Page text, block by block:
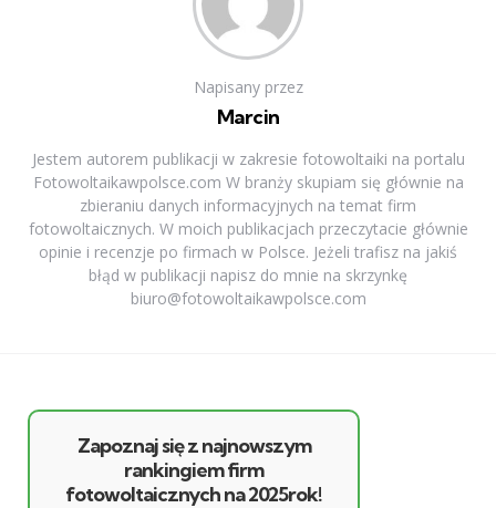
Napisany przez
Marcin
Jestem autorem publikacji w zakresie fotowoltaiki na portalu
Fotowoltaikawpolsce.com W branży skupiam się głównie na
zbieraniu danych informacyjnych na temat firm
fotowoltaicznych. W moich publikacjach przeczytacie głównie
opinie i recenzje po firmach w Polsce. Jeżeli trafisz na jakiś
błąd w publikacji napisz do mnie na skrzynkę
biuro@fotowoltaikawpolsce.com
Zapoznaj się z najnowszym
rankingiem firm
fotowoltaicznych na 2025rok!